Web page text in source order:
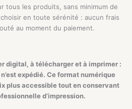
tous les produits, sans minimum de
en toute sérénité : aucun frais
au moment du paiement.
digital, à télécharger et à imprimer :
expédié. Ce format numérique
plus accessible tout en conservant
d’impression.